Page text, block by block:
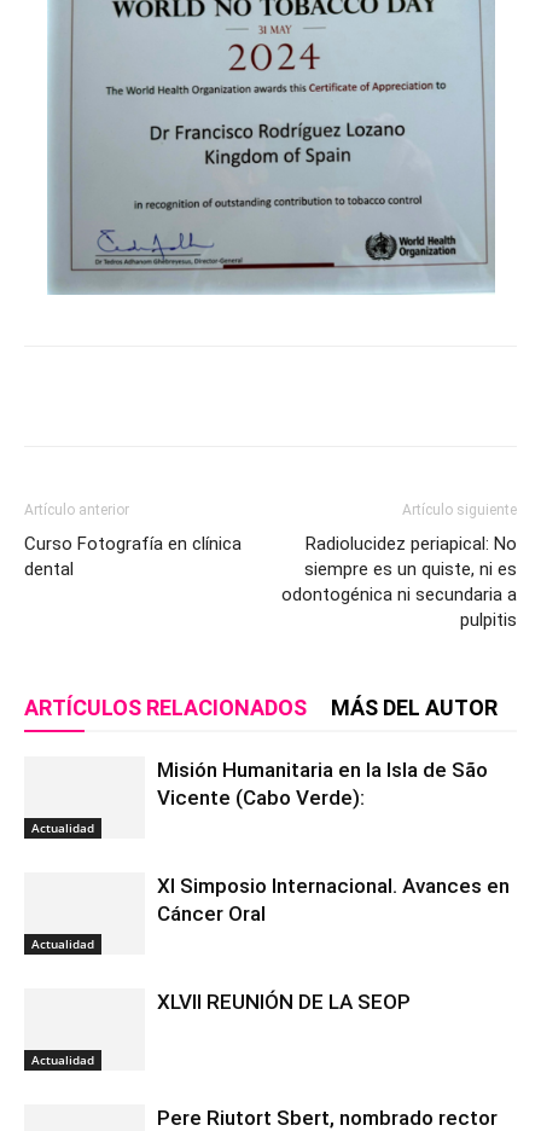
Artículo anterior
Curso Fotografía en clínica
dental
Artículo siguiente
Radiolucidez periapical: No
siempre es un quiste, ni es
odontogénica ni secundaria a
pulpitis
ARTÍCULOS RELACIONADOS MÁS DEL AUTOR
Actualidad
Misión Humanitaria en la Isla de São
Vicente (Cabo Verde):
Actualidad
XI Simposio Internacional. Avances en
Cáncer Oral
Actualidad
XLVII REUNIÓN DE LA SEOP
Pere Riutort Sbert, nombrado rector